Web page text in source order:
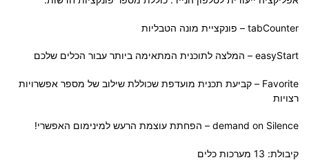
tabCounter – פונקציית מונה הטבליות
easyStart – המלצה לתוכנית המתאימה ביותר עבור הכלים שלכם
Favorite – קביעת תכנית מועדפת שכוללת שילוב של מספר אפשרויות
רצויות
demand on Silence – הפחתת עוצמת הרעש למינימום האפשרי!
קיבולת: 13 מערכות כלים